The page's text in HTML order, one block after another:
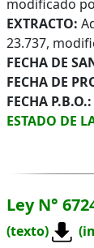
modificado
EXTRACTO:
23.737,
FECHA DE
FECHA DE
FECHA P.B.O.:
ESTADO DE
Ley N°
(texto)